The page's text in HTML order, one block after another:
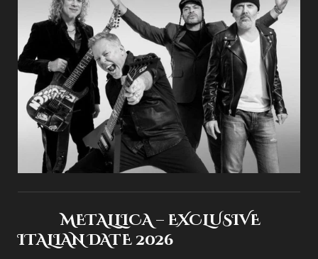
METALLICA – EXCLUSIVE
ITALIAN DATE 2026